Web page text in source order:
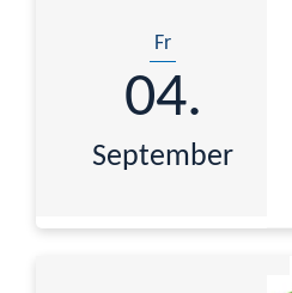
Fr
04.
September